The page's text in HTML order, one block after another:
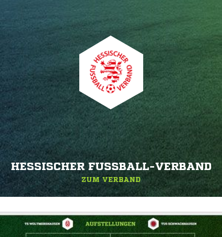
HESSISCHER FUSSBALL-VERBAND
ZUM VERBAND